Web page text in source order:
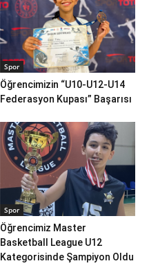
Spor
Öğrencimizin “U10-U12-U14
Federasyon Kupası” Başarısı
Spor
Öğrencimiz Master
Basketball League U12
Kategorisinde Şampiyon Oldu